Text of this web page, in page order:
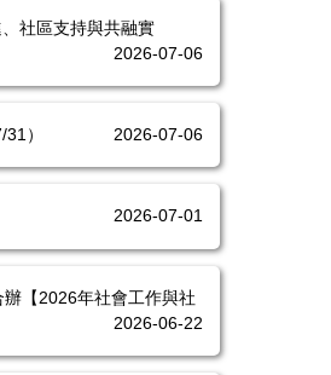
社區支持與共融實
2026-07-06
） 2026-07-06
2026-07-01
【2026年社會工作與社
2026-06-22